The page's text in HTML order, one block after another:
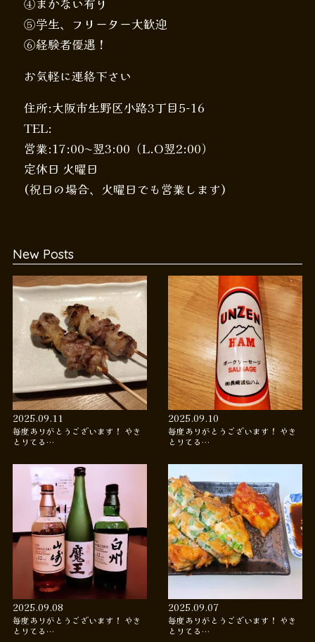
④まかない有り
⑤学生、フリーター大歓迎
⑥経験者優遇！
お気軽に連絡下さい
住所:大阪市生野区小路3丁目5-16
TEL:
営業:17:00〜翌3:00（L.O翌2:00）
定休日 火曜日
(祝日の場合、火曜日でも営業します)
New Posts
2025.09.11
毎度ありがとうございます！ やき
とりてる…
2025.09.10
毎度ありがとうございます！ やき
とりてる…
2025.09.08
毎度ありがとうございます！ やき
とりてる…
2025.09.07
毎度ありがとうございます！ やき
とりてる…